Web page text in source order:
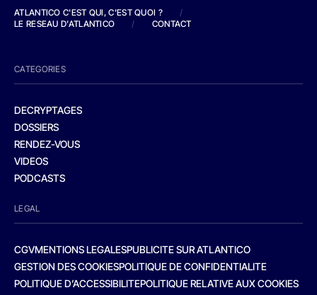
ATLANTICO C'EST QUI, C'EST QUOI ?
/
LE RESEAU D'ATLANTICO
/ CONTACT
CATEGORIES
DECRYPTAGES
DOSSIERS
RENDEZ-VOUS
VIDEOS
PODCASTS
LEGAL
CGVMENTIONS LEGALESPUBLICITE SUR ATLANTICO
GESTION DES COOKIESPOLITIQUE DE CONFIDENTIALITE
POLITIQUE D’ACCESSIBILITEPOLITIQUE RELATIVE AUX COOKIES